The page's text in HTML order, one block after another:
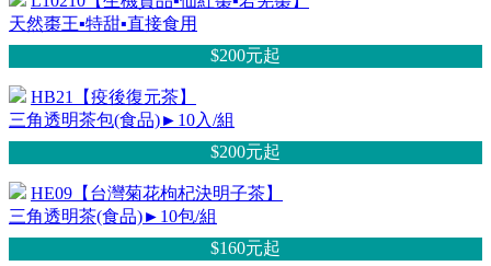
天然棗王▪特甜▪直接食用
$200元起
HB21【疫後復元茶】
三角透明茶包(食品)►10入/組
$200元起
HE09【台灣菊花枸杞決明子茶】
三角透明茶(食品)►10包/組
$160元起